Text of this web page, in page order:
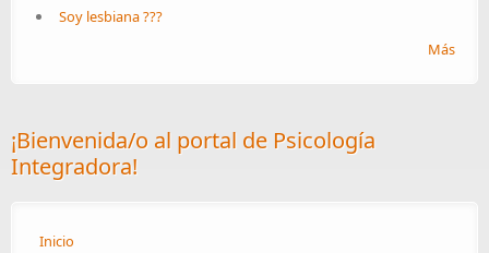
Soy lesbiana ???
Más
¡Bienvenida/o al portal de Psicología
Integradora!
Inicio